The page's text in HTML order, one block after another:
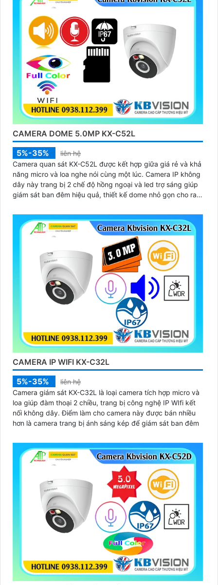
CAMERA DOME 5.0MP KX-C52L
5%-35%
liên hệ
Camera quan sát KX-C52L được kết hợp giữa giá rẻ và khả
năng micro và loa nghe nói cùng một lúc. Camera IP không
dây này trang bị 2 chế độ hồng ngoại và led trợ sáng giúp
giám sát ban đêm hiệu quả, thiết kế dome nhỏ gọn cho ra
CAMERA IP WIFI KX-C32L
5%-35%
liên hệ
Camera giám sát KX-C32L là loại camera tích hợp micro và
loa giúp đàm thoại 2 chiều, trang bị công nghệ IP WIfi kết
nối không dây. Điểm làm cho camera này được bán nhiều
hơn là camera trang bị ánh sáng kép để giám sát ban đêm